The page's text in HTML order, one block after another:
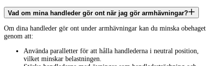
Vad om mina handleder gör ont när jag gör armhävningar?
Om dina handleder gör ont under armhävningar kan du minska obehaget
genom att:
Använda paralletter för att hålla handlederna i neutral position,
vilket minskar belastningen.